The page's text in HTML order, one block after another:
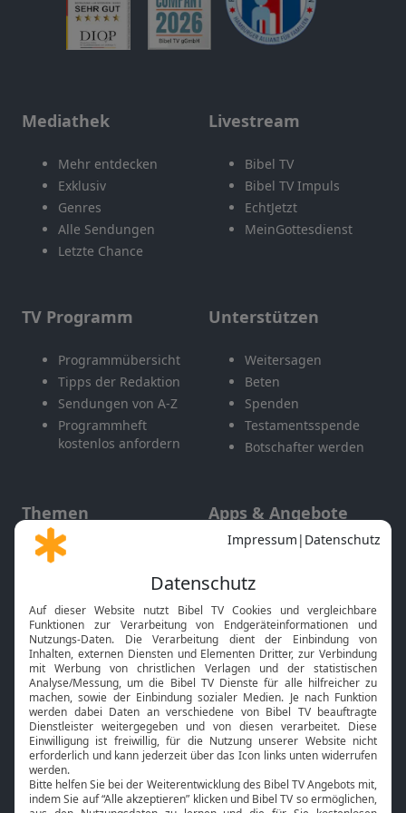
Mediathek
Mehr entdecken
Exklusiv
Genres
Alle Sendungen
Letzte Chance
Livestream
Bibel TV
Bibel TV Impuls
EchtJetzt
MeinGottesdienst
TV Programm
Programmübersicht
Tipps der Redaktion
Sendungen von A-Z
Programmheft
kostenlos anfordern
Unterstützen
Weitersagen
Beten
Spenden
Testamentsspende
Botschafter werden
Themen
Gott und Bibel erklärt
Neuigkeiten
Apps & Angebote
Mobile App
Smart TV
HbbTV
Bibelthek Online-Bibel
Nächster Gottesdienst
Bibel TV
Über uns
Service
Kontakt